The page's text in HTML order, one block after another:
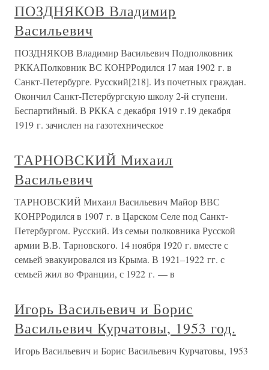
ПОЗДНЯКОВ Владимир
Васильевич
ПОЗДНЯКОВ Владимир Васильевич Подполковник
РККАПолковник ВС КОНРРодился 17 мая 1902 г. в
Санкт-Петербурге. Русский[218]. Из почетных граждан.
Окончил Санкт-Петербургскую школу 2-й ступени.
Беспартийный. В РККА с декабря 1919 г.19 декабря
1919 г. зачислен на газотехническое
ТАРНОВСКИЙ Михаил
Васильевич
ТАРНОВСКИЙ Михаил Васильевич Майор ВВС
КОНРРодился в 1907 г. в Царском Селе под Санкт-
Петербургом. Русский. Из семьи полковника Русской
армии В.В. Тарновского. 14 ноября 1920 г. вместе с
семьей эвакуировался из Крыма. В 1921–1922 гг. с
семьей жил во Франции, с 1922 г. — в
Игорь Васильевич и Борис
Васильевич Курчатовы, 1953 год.
Игорь Васильевич и Борис Васильевич Курчатовы, 1953